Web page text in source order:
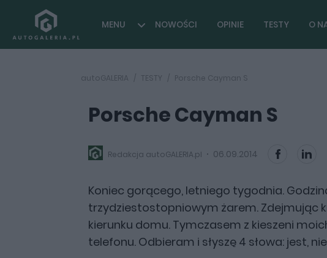
MENU NOWOŚCI OPINIE TESTY O
autoGALERIA TESTY Porsche Cayman S
Porsche Cayman S
Redakcja autoGALERIA.pl 06.09.2014
Koniec gorącego, letniego tygodnia.
trzydziestostopniowym żarem. Zdejmując
kierunku domu. Tymczasem z kieszeni
telefonu. Odbieram i słyszę 4 słowa: jest,